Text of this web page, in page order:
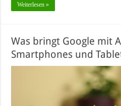
Weiterlesen »
Was bringt Google mit
Smartphones und